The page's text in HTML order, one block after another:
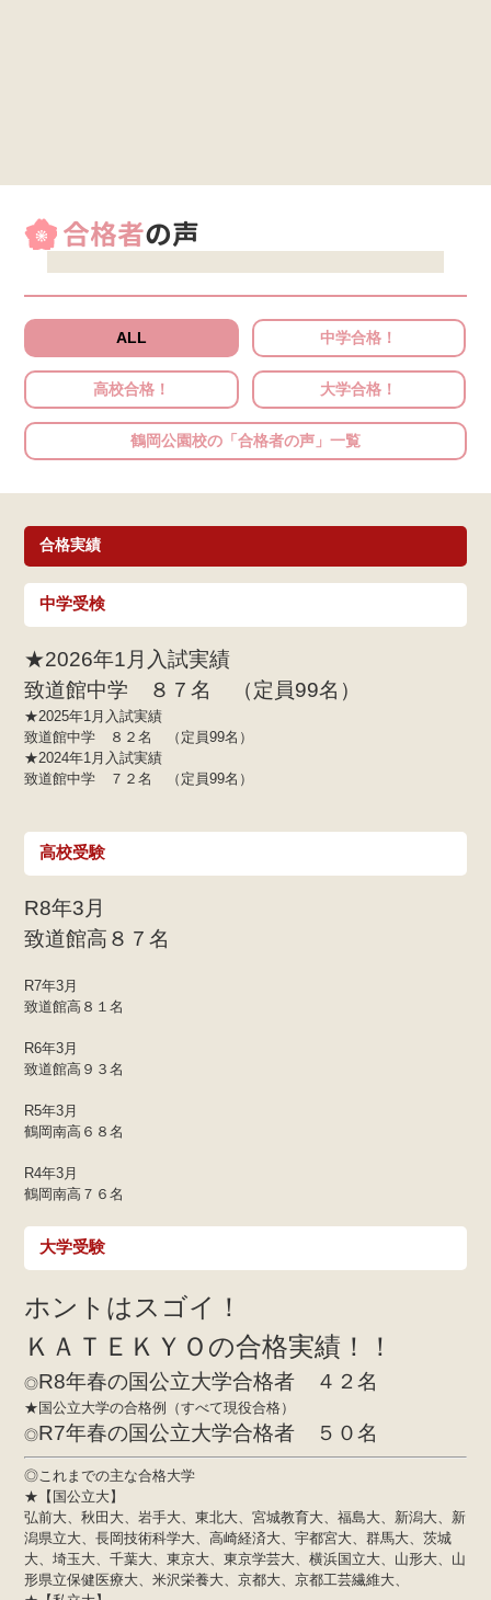
合格者の声
高校合格！
【致道館高校】☆合格☆2026年春 彩乃さん
彩乃さん
鶴岡二中出身
高
む
ALL 中学合格！
高校合格！ 大学合格！
鶴岡公園校の「合格者の声」一覧
合格実績
中学受検
★2026年1月入試実績
致道館中学 ８７名 （定員99名）
★2025年1月入試実績
致道館中学 ８２名 （定員99名）
★2024年1月入試実績
致道館中学 ７２名 （定員99名）
高校受験
R8年3月
致道館高８７名
R7年3月
致道館高８１名
R6年3月
致道館高９３名
R5年3月
鶴岡南高６８名
R4年3月
鶴岡南高７６名
大学受験
ホントはスゴイ！
ＫＡＴＥＫＹＯの合格実績！！
◎R8年春の国公立大学合格者 ４２名
★国公立大学の合格例（すべて現役合格）
◎R7年春の国公立大学合格者 ５０名
◎これまでの主な合格大学
★【国公立大】
弘前大、秋田大、岩手大、東北大、宮城教育大、福島大、新潟大、新
潟県立大、長岡技術科学大、高崎経済大、宇都宮大、群馬大、茨城
大、埼玉大、千葉大、東京大、東京学芸大、横浜国立大、山形大、山
形県立保健医療大、米沢栄養大、京都大、京都工芸繊維大、